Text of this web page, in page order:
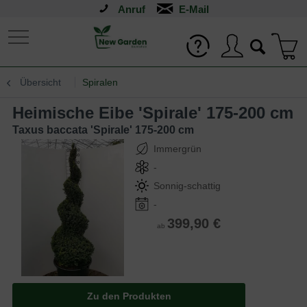
Anruf
Übersicht Spiralen
Heimische Eibe 'Spirale' 175-200 cm
Taxus baccata 'Spirale' 175-200 cm
Immergrün
-
Sonnig-schattig
-
ab 399,90 €
Zu den Produkten